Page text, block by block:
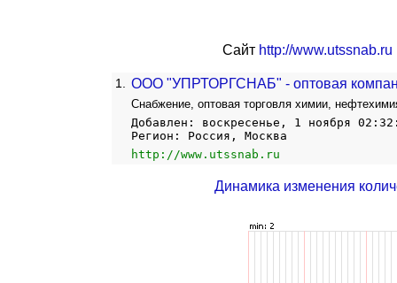
Сайт http://www.utssnab.ru
1. ООО "УПРТОРГСНАБ" - оптовая
Снабжение, оптовая торговля химии,
Добавлен: воскресенье, 1 ноября
Регион: Россия, Москва
http://www.utssnab.ru
Динамика изменения